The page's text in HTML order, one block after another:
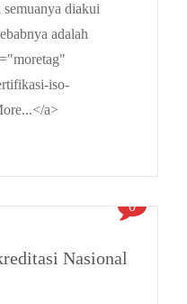
diakui
adalah
iso-
a>
0
Nasional